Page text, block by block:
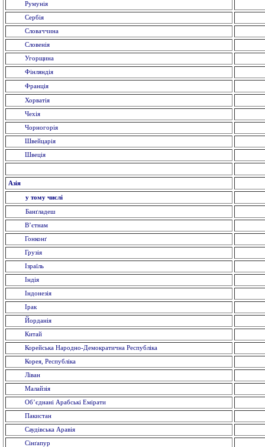
Румунія
Сербія
Словаччина
Словенія
Угорщина
Фінляндія
Франція
Хорватія
Чехія
Чорногорія
Швейцарія
Швеція
Азія
у тому числі
Банґладеш
В’єтнам
Гонконґ
Грузія
Ізраїль
Індія
Індонезія
Ірак
Йорданія
Китай
Корейська Народно-Демократична Республіка
Корея, Республіка
Ліван
Малайзія
Об’єднані Арабські Емірати
Пакистан
Саудівська Аравія
Сінґапур